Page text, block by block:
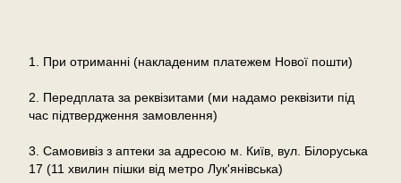
1. При отриманні (накладеним платежем Нової пошти)
2. Передплата за реквізитами (ми надамо реквізити під
час підтвердження замовлення)
3. Самовивіз з аптеки за адресою м. Київ, вул. Білоруська
17 (11 хвилин пішки від метро Лук'янівська)